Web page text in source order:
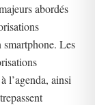
abordés
Les
l’agenda, ainsi